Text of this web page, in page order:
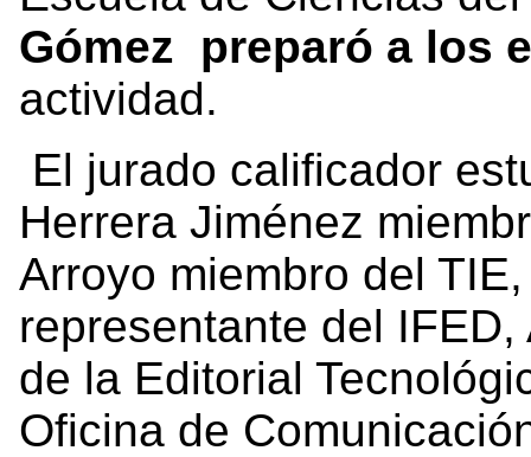
Gómez preparó a los
actividad.
El jurado calificador
Herrera Jiménez
Arroyo miembro del
representante del
de la Editorial
Oficina de